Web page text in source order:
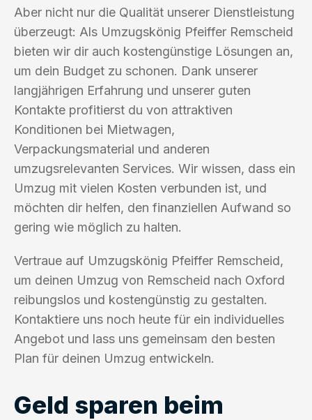
Aber nicht nur die Qualität unserer Dienstleistung
überzeugt: Als Umzugskönig Pfeiffer Remscheid
bieten wir dir auch kostengünstige Lösungen an,
um dein Budget zu schonen. Dank unserer
langjährigen Erfahrung und unserer guten
Kontakte profitierst du von attraktiven
Konditionen bei Mietwagen,
Verpackungsmaterial und anderen
umzugsrelevanten Services. Wir wissen, dass ein
Umzug mit vielen Kosten verbunden ist, und
möchten dir helfen, den finanziellen Aufwand so
gering wie möglich zu halten.
Vertraue auf Umzugskönig Pfeiffer Remscheid,
um deinen Umzug von Remscheid nach Oxford
reibungslos und kostengünstig zu gestalten.
Kontaktiere uns noch heute für ein individuelles
Angebot und lass uns gemeinsam den besten
Plan für deinen Umzug entwickeln.
Geld sparen beim